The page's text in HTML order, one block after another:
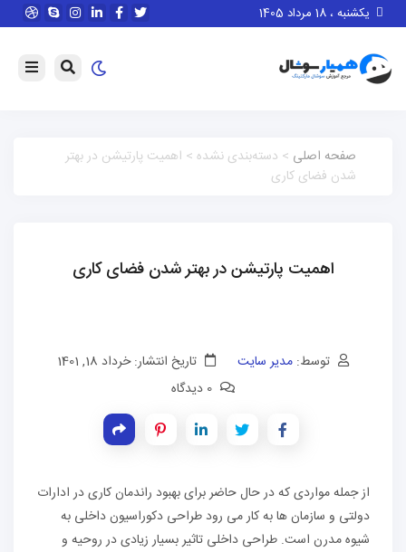
یکشنبه ، 18 مرداد 1405
صفحه اصلی > دسته‌بندی نشده > اهمیت پارتیشن در بهتر
شدن فضای کاری
اهمیت پارتیشن در بهتر شدن فضای کاری
توسط: مدیر سایت
تاریخ انتشار: خرداد 18, 1401
از جمله مواردی که در حال حاضر برای بهبود راندمان کاری در ادارات
دولتی و سازمان ها به کار می رود طراحی دکوراسیون داخلی به
شیوه مدرن است. طراحی داخلی تاثیر بسیار زیادی در روحیه و